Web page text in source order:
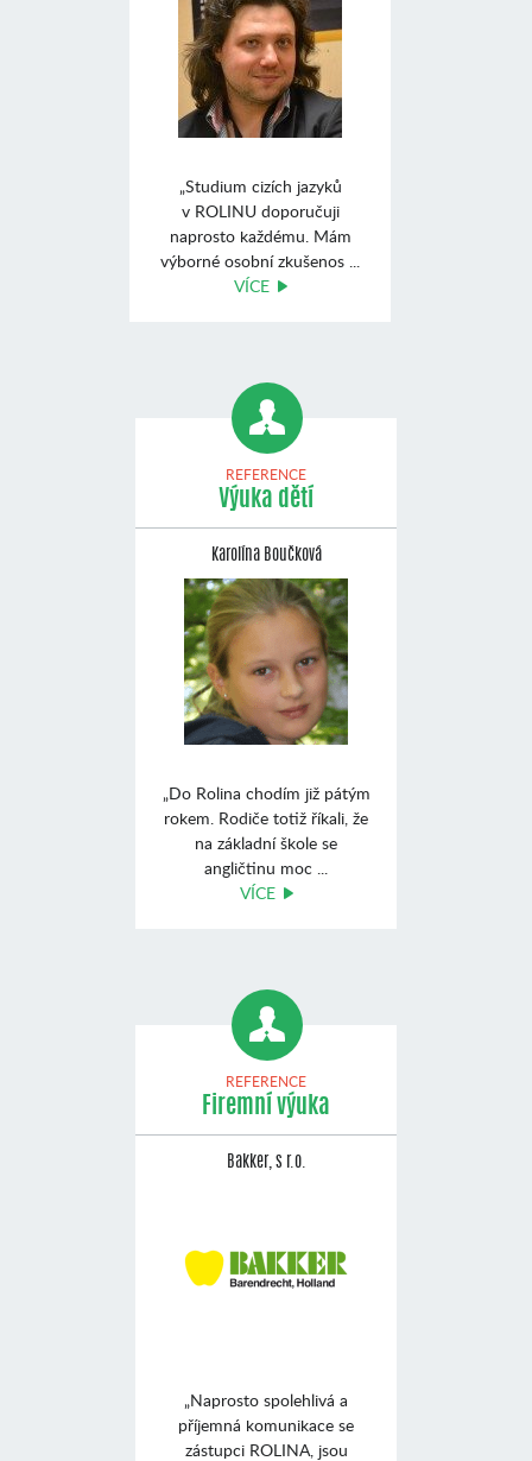
„Studium cizích jazyků
v ROLINU doporučuji
naprosto každému. Mám
výborné osobní zkušenos ...
VÍCE
REFERENCE
Výuka dětí
Karolína Boučková
„Do Rolina chodím již pátým
rokem. Rodiče totiž říkali, že
na základní škole se
angličtinu moc ...
VÍCE
REFERENCE
Firemní výuka
Bakker, s r.o.
„Naprosto spolehlivá a
příjemná komunikace se
zástupci ROLINA, jsou